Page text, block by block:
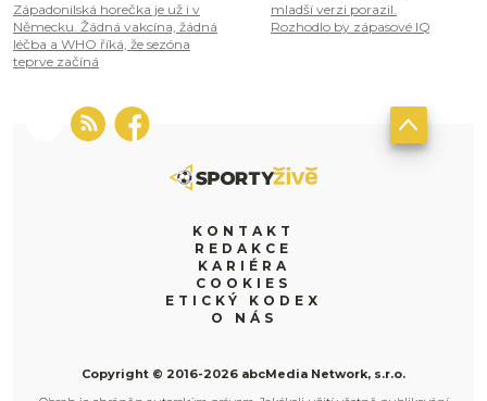
Západonilská horečka je už i v
Německu. Žádná vakcína, žádná
léčba a WHO říká, že sezóna
teprve začíná
mladší verzi porazil.
Rozhodlo by zápasové IQ
KONTAKT
REDAKCE
KARIÉRA
COOKIES
ETICKÝ KODEX
O NÁS
Copyright © 2016-2026 abcMedia Network, s.r.o.